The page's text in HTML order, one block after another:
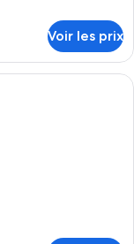
Voir les prix
avec un lit, un lit